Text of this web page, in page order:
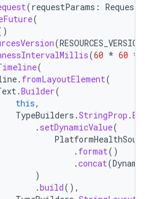
(requestParams :
(
(RESOURCES_VERSION
(60 * 60 *
(
. fromLayoutElement(
.Builder(
this,
TypeBuilders .StringProp .
. setDynamicValue(
. format()
.concat(
)
.build(),